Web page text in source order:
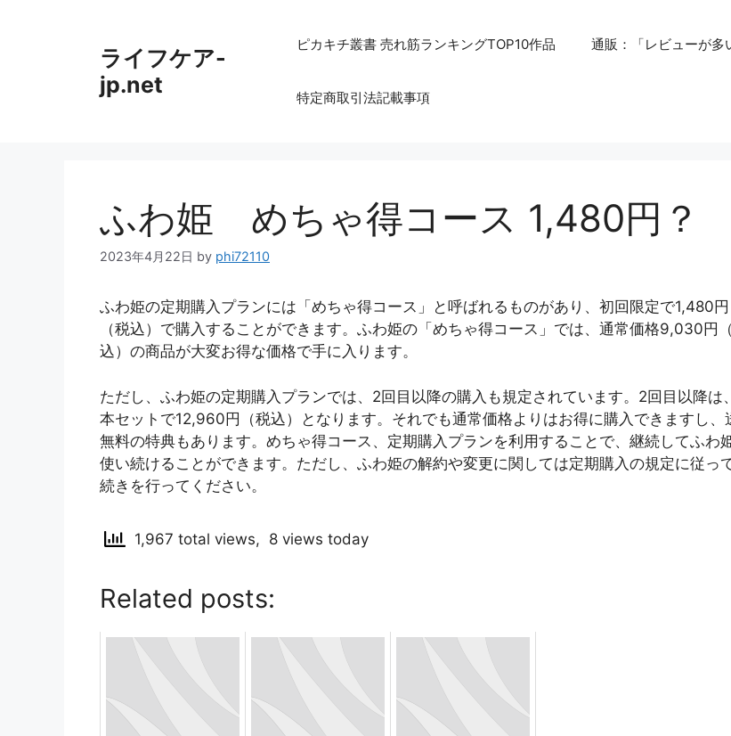
ライフケア-
jp.net
ピカキチ叢書 売れ筋ランキングTOP10作品 通販：「レビューが多
特定商取引法記載事項
ふわ姫 めちゃ得コース 1,480円？
2023年4月22日 by phi72110
ふわ姫の定期購入プランには「めちゃ得コース」と呼ばれるものがあり、初回限定で1,480円
（税込）で購入することができます。ふわ姫の「めちゃ得コース」では、通常価格9,030円
込）の商品が大変お得な価格で手に入ります。
ただし、ふわ姫の定期購入プランでは、2回目以降の購入も規定されています。2回目以降は
本セットで12,960円（税込）となります。それでも通常価格よりはお得に購入できますし、
無料の特典もあります。めちゃ得コース、定期購入プランを利用することで、継続してふわ
使い続けることができます。ただし、ふわ姫の解約や変更に関しては定期購入の規定に従っ
続きを行ってください。
1,967 total views, 8 views today
Related posts: